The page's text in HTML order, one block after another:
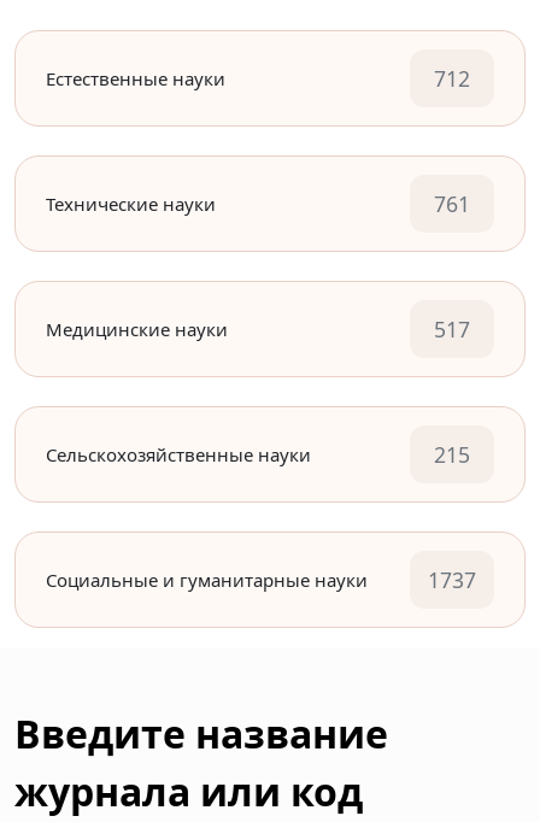
Естественные науки 712
Технические науки 761
Медицинские науки 517
Сельскохозяйственные науки 215
Социальные и гуманитарные науки 1737
Введите название
журнала или код